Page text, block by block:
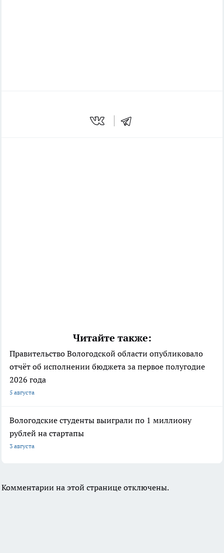
Читайте также:
Правительство Вологодской области опубликовало
отчёт об исполнении бюджета за первое полугодие
2026 года
5 августа
Вологодские студенты выиграли по 1 миллиону
рублей на стартапы
3 августа
Комментарии на этой странице отключены.